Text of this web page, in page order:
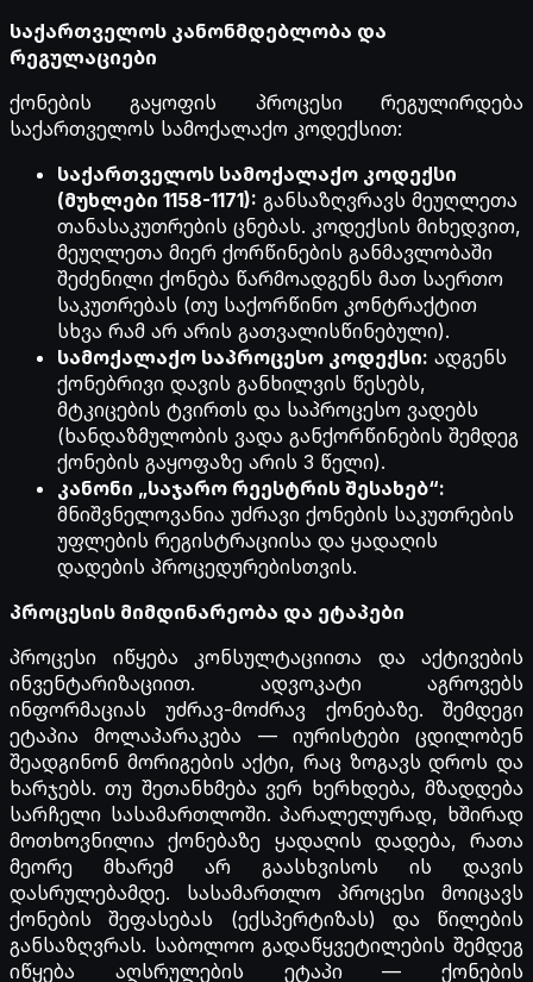
საქართველოს კანონმდებლობა და
რეგულაციები
ქონების გაყოფის პროცესი რეგულირდება
საქართველოს სამოქალაქო კოდექსით:
საქართველოს სამოქალაქო კოდექსი
(მუხლები 1158-1171): განსაზღვრავს მეუღლეთა
თანასაკუთრების ცნებას. კოდექსის მიხედვით,
მეუღლეთა მიერ ქორწინების განმავლობაში
შეძენილი ქონება წარმოადგენს მათ საერთო
საკუთრებას (თუ საქორწინო კონტრაქტით
სხვა რამ არ არის გათვალისწინებული).
სამოქალაქო საპროცესო კოდექსი: ადგენს
ქონებრივი დავის განხილვის წესებს,
მტკიცების ტვირთს და საპროცესო ვადებს
(ხანდაზმულობის ვადა განქორწინების შემდეგ
ქონების გაყოფაზე არის 3 წელი).
კანონი „საჯარო რეესტრის შესახებ“:
მნიშვნელოვანია უძრავი ქონების საკუთრების
უფლების რეგისტრაციისა და ყადაღის
დადების პროცედურებისთვის.
პროცესის მიმდინარეობა და ეტაპები
პროცესი იწყება კონსულტაციითა და აქტივების
ინვენტარიზაციით. ადვოკატი აგროვებს
ინფორმაციას უძრავ-მოძრავ ქონებაზე. შემდეგი
ეტაპია მოლაპარაკება — იურისტები ცდილობენ
შეადგინონ მორიგების აქტი, რაც ზოგავს დროს და
ხარჯებს. თუ შეთანხმება ვერ ხერხდება, მზადდება
სარჩელი სასამართლოში. პარალელურად, ხშირად
მოთხოვნილია ქონებაზე ყადაღის დადება, რათა
მეორე მხარემ არ გაასხვისოს ის დავის
დასრულებამდე. სასამართლო პროცესი მოიცავს
ქონების შეფასებას (ექსპერტიზას) და წილების
განსაზღვრას. საბოლოო გადაწყვეტილების შემდეგ
იწყება აღსრულების ეტაპი — ქონების